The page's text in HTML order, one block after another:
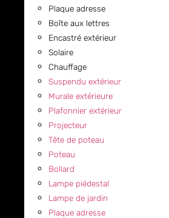
Plaque adresse
Boîte aux lettres
Encastré extérieur
Solaire
Chauffage
Suspendu extérieur
Murale extérieure
Plafonnier extérieur
Projecteur
Tête de poteau
Poteau
Bollard
Lampe piédestal
Lampe de jardin
Plaque adresse